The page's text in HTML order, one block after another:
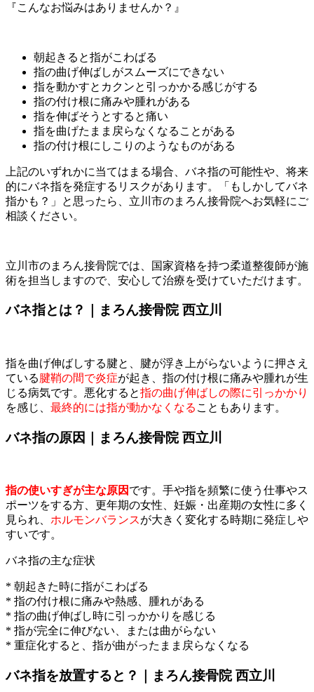
『こんなお悩みはありませんか？』
朝起きると指がこわばる
指の曲げ伸ばしがスムーズにできない
指を動かすとカクンと引っかかる感じがする
指の付け根に痛みや腫れがある
指を伸ばそうとすると痛い
指を曲げたまま戻らなくなることがある
指の付け根にしこりのようなものがある
上記のいずれかに当てはまる場合、バネ指の可能性や、将来
的にバネ指を発症するリスクがあります。「もしかしてバネ
指かも？」と思ったら、立川市のまろん接骨院へお気軽にご
相談ください。
立川市のまろん接骨院では、国家資格を持つ柔道整復師が施
術を担当しますので、安心して治療を受けていただけます。
バネ指とは？｜まろん接骨院 西立川
指を曲げ伸ばしする腱と、腱が浮き上がらないように押さえ
ている腱鞘の間で炎症が起き、指の付け根に痛みや腫れが生
じる病気です。悪化すると指の曲げ伸ばしの際に引っかかり
を感じ、 最終的には指が動かなくなる こともあります。
バネ指の原因｜まろん接骨院 西立川
指の使いすぎが主な原因 です。手や指を頻繁に使う仕事やス
ポーツをする方、更年期の女性、妊娠・出産期の女性に多く
見られ、 ホルモンバランスが大きく変化する時期に発症しや
すいです。
バネ指の主な症状
* 朝起きた時に指がこわばる
* 指の付け根に痛みや熱感、腫れがある
* 指の曲げ伸ばし時に引っかかりを感じる
* 指が完全に伸びない、または曲がらない
* 重症化すると、指が曲がったまま戻らなくなる
バネ指を放置すると？｜まろん接骨院 西立川